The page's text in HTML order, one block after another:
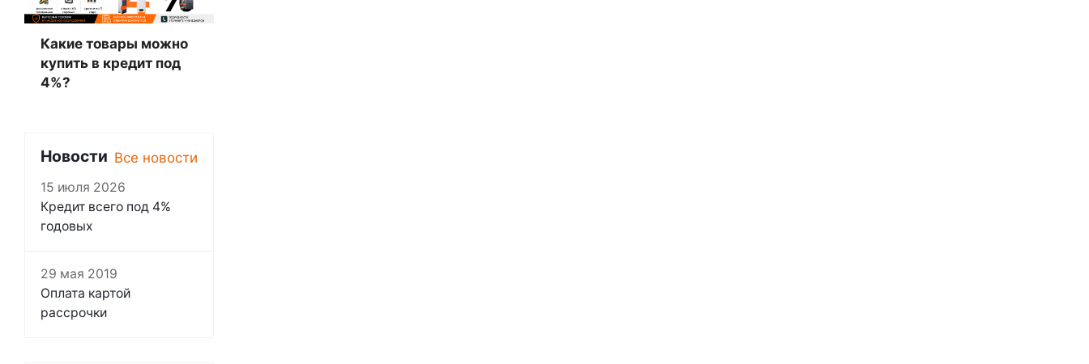
Какие товары можно
купить в кредит под
4%?
Новости Все новости
15 июля 2026
Кредит всего под 4%
годовых
29 мая 2019
Оплата картой
рассрочки